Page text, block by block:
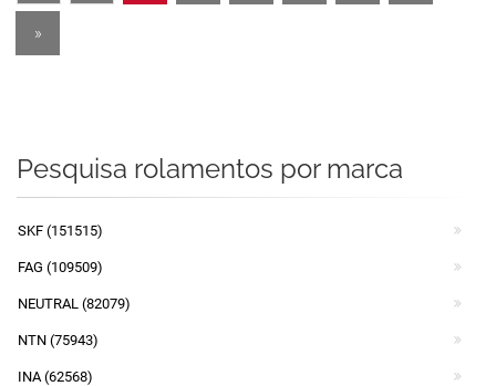
»
Pesquisa rolamentos por marca
SKF (151515)
FAG (109509)
NEUTRAL (82079)
NTN (75943)
INA (62568)